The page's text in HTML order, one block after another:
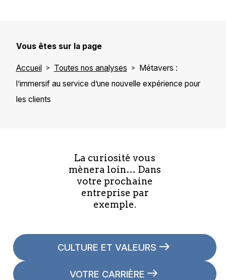
Vous êtes sur la page
Accueil Toutes nos analyses
Métavers :
l’immersif au service d’une nouvelle expérience pour
les clients
La curiosité vous
mènera loin… Dans
votre prochaine
entreprise par
exemple.
CULTURE ET VALEURS
VOTRE CARRIÈRE